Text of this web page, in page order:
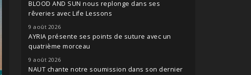
BLOOD AND SUN nous replonge dans ses
rêveries avec Life Lessons
9 août 2026
AYRIA présente ses points de suture avec un
quatrième morceau
9 août 2026
NAUT chante notre soumission dans son dernier